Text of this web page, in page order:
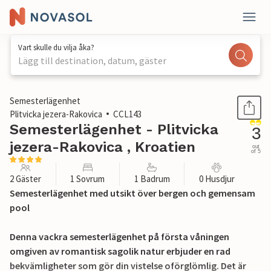
Vart skulle du vilja åka?
Lägg till destination, datum, gäster
1 / 30
Semesterlägenhet
Plitvicka jezera-Rakovica
CCL143
Semesterlägenhet - Plitvicka
jezera-Rakovica , Kroatien
3
out
of 5
2 Gäster 1 Sovrum 1 Badrum 0 Husdjur
Semesterlägenhet med utsikt över bergen och gemensam
pool
Denna vackra semesterlägenhet på första våningen
omgiven av romantisk sagolik natur erbjuder en rad
bekvämligheter som gör din vistelse oförglömlig. Det är